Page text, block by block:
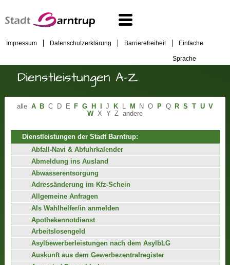
Impressum Datenschutzerklärung Barrierefreiheit Einfache
Sprache
Dienstleistungen A-Z
alle A B C D E F G H J K L M N O P Q R S T U V
W X Y Z andere
Dienstleistungen der Stadt Barntrup:
Abfall-Navi & Abfuhrkalender
Abmeldung ins Ausland
Abwasserentsorgung
Adressänderung im Kfz-Schein
Allgemeine Anfragen
Als Wahlhelfer/in anmelden
Apothekennotdienst
Arbeitslosengeld
Asylbewerberleistungen nach dem AsylbLG
Auskunft aus dem Gewerbezentralregister